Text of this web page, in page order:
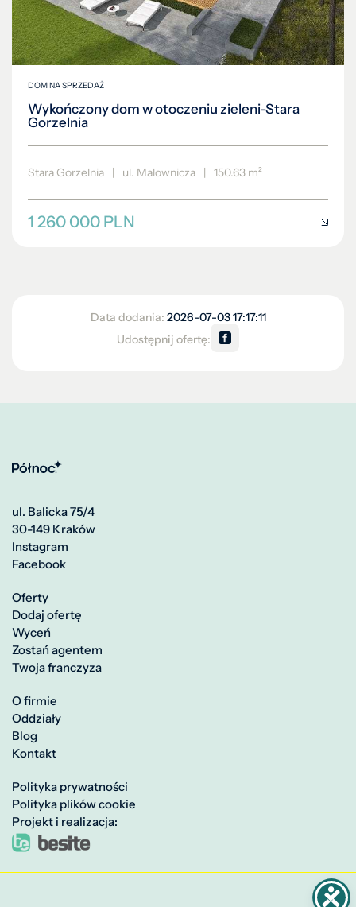
DOM NA SPRZEDAŻ
Wykończony dom w otoczeniu zieleni-Stara
Gorzelnia
Stara Gorzelnia | ul. Malownicza | 150.63 m²
1 260 000 PLN
Data dodania: 2026-07-03 17:17:11
Udostępnij ofertę:
ul. Balicka 75/4
30-149 Kraków
Instagram
Facebook
Oferty
Dodaj ofertę
Wyceń
Zostań agentem
Twoja franczyza
O firmie
Oddziały
Blog
Kontakt
Polityka prywatności
Polityka plików cookie
Projekt i realizacja: